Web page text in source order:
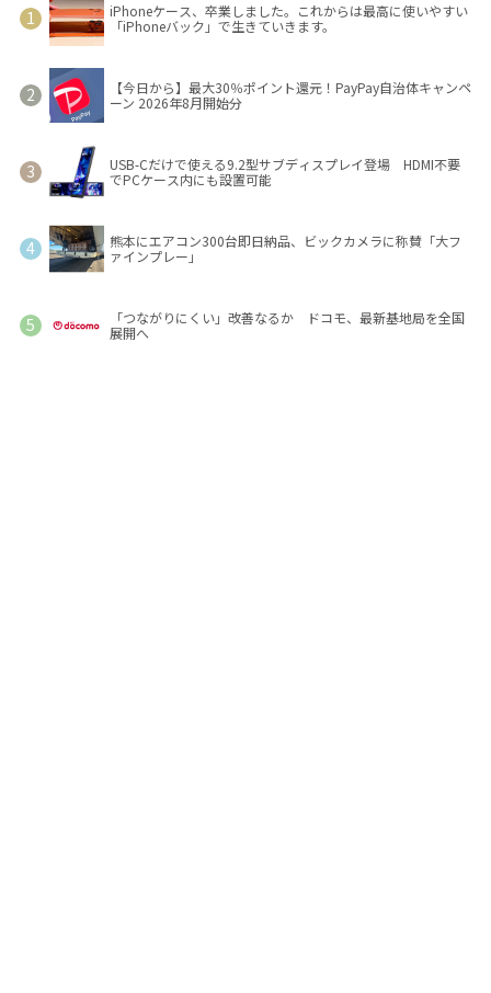
iPhoneケース、卒業しました。これからは最高に使いやすい
「iPhoneバック」で生きていきます。
【今日から】最大30％ポイント還元！PayPay自治体キャンペ
ーン 2026年8月開始分
USB-Cだけで使える9.2型サブディスプレイ登場 HDMI不要
でPCケース内にも設置可能
熊本にエアコン300台即日納品、ビックカメラに称賛「大フ
ァインプレー」
「つながりにくい」改善なるか ドコモ、最新基地局を全国
展開へ